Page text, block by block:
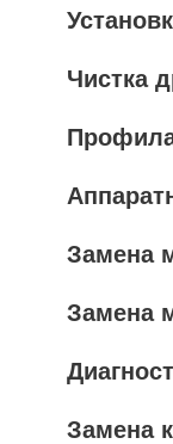
Чистка
Замена
Замена
Замена